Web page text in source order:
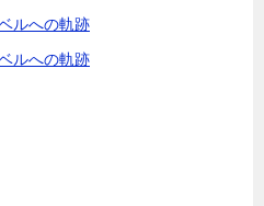
ルへの軌跡
ルへの軌跡